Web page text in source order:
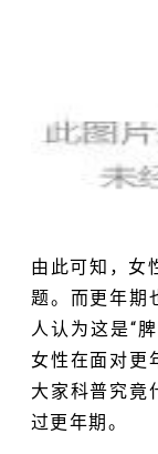
由此可知，女
题。而更年期
人认为这是“
女性在面对更
大家科普究竟
过更年期。